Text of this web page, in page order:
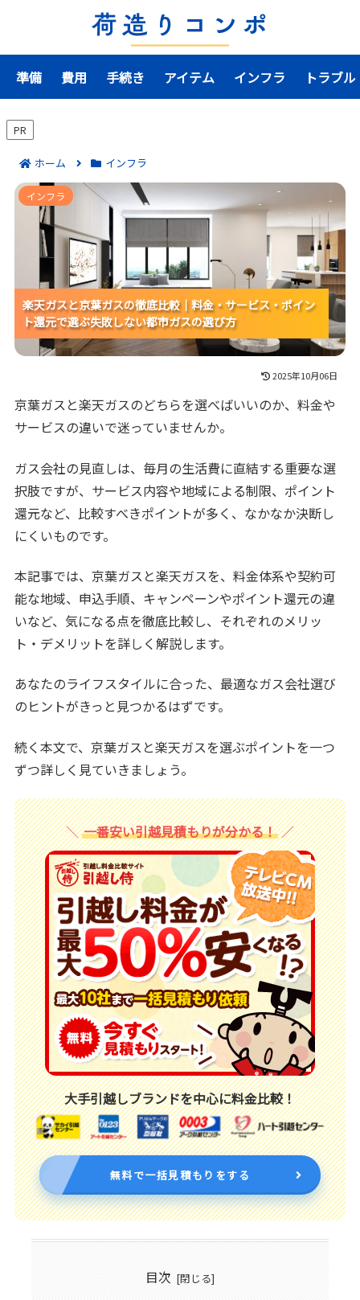
準備 費用 手続き アイテム インフラ トラブル
PR
ホーム インフラ
楽天ガスと京葉ガスの徹底比較｜料金・サービス・ポ
イント還元で選ぶ失敗しない都市ガスの選び方
楽天ガスと京葉ガスの徹底比較｜料金・サービス・ポイン
ト還元で選ぶ失敗しない都市ガスの選び方
楽天ガスと京葉ガスの徹底比較｜料金・サービス・ポイン
ト還元で選ぶ失敗しない都市ガスの選び方
楽天ガスと京葉ガスの徹底比較｜料金・サービス・ポイン
ト還元で選ぶ失敗しない都市ガスの選び方
インフラ
2025年10月06日
京葉ガスと楽天ガスのどちらを選べばいいのか、料金や
サービスの違いで迷っていませんか。
ガス会社の見直しは、毎月の生活費に直結する重要な選
択肢ですが、サービス内容や地域による制限、ポイント
還元など、比較すべきポイントが多く、なかなか決断し
にくいものです。
本記事では、京葉ガスと楽天ガスを、料金体系や契約可
能な地域、申込手順、キャンペーンやポイント還元の違
いなど、気になる点を徹底比較し、それぞれのメリッ
ト・デメリットを詳しく解説します。
あなたのライフスタイルに合った、最適なガス会社選び
のヒントがきっと見つかるはずです。
続く本文で、京葉ガスと楽天ガスを選ぶポイントを一つ
ずつ詳しく見ていきましょう。
一番安い引越見積もりが分かる！
大手引越しブランドを中心に料金比較！
無料で一括見積もりをする
目次